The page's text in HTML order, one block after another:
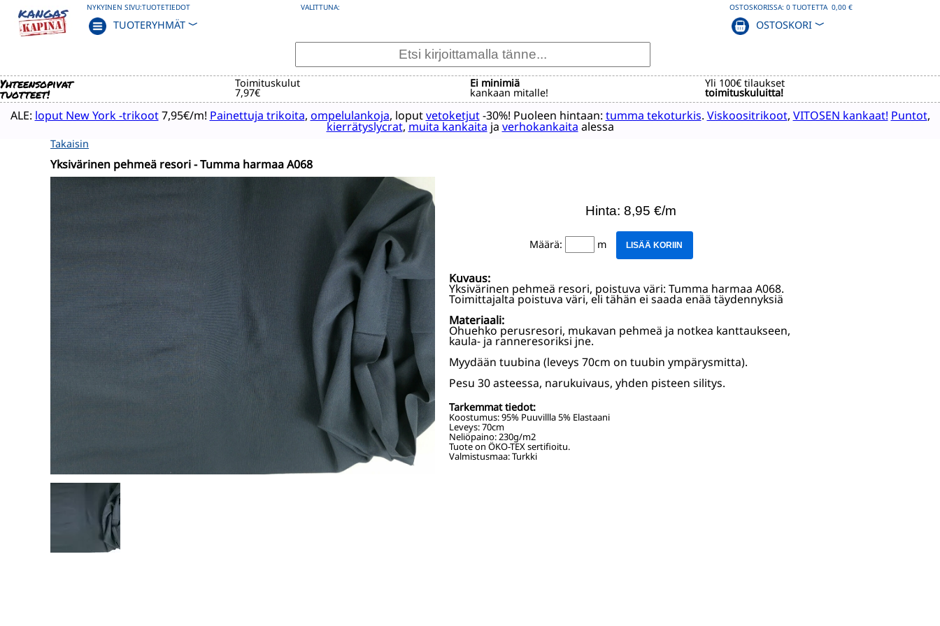
NYKYINEN SIVU:TUOTETIEDOT
TUOTERYHMÄT ﹀
VALITTUNA: OSTOSKORISSA: 0TUOTETTA 0,00 €
OSTOSKORI ﹀
Yhteensopivat
tuotteet!
Toimituskulut
7,97€
Ei minimiä
kankaan mitalle!
Yli 100€ tilaukset
toimituskuluitta!
ALE: loput New York -trikoot7,95€/m! Painettuja trikoita, ompelulankoja, loputvetoketjut-30%! Puoleen hintaan: tumma tekoturkis. Viskoositrikoot, VITOSEN kankaat! Puntot,
kierrätyslycrat,muita kankaita ja verhokankaita alessa
Takaisin
Yksivärinen pehmeä resori - Tumma harmaa A068
Hinta: 8,95 €/m
Määrä: m LISÄÄ KORIIN
Kuvaus:
Yksivärinen pehmeä resori, poistuva väri: Tumma harmaa A068.
Toimittajalta poistuva väri, eli tähän ei saada enää täydennyksiä
Materiaali:
Ohuehko perusresori, mukavan pehmeä ja notkea kanttaukseen,
kaula- ja ranneresoriksi jne.
Myydään tuubina (leveys 70cm on tuubin ympärysmitta).
Pesu 30 asteessa, narukuivaus, yhden pisteen silitys.
Tarkemmat tiedot:
Koostumus:95% Puuvillla 5% Elastaani
Leveys:70cm
Neliöpaino:230g/m2
Tuote on ÖKO-TEX sertifioitu.
Valmistusmaa: Turkki